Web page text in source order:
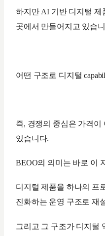
하지만 AI 기반 디지털 제
곳에서 만들어지고 있습
어떤 구조로 디지털
즉, 경쟁의 중심은 가격이
있습니다.
BEOO의 의미는 바로 이
디지털 제품을 하나의 프
진화하는 운영 구조로 재
그리고 그 구조가 디지털